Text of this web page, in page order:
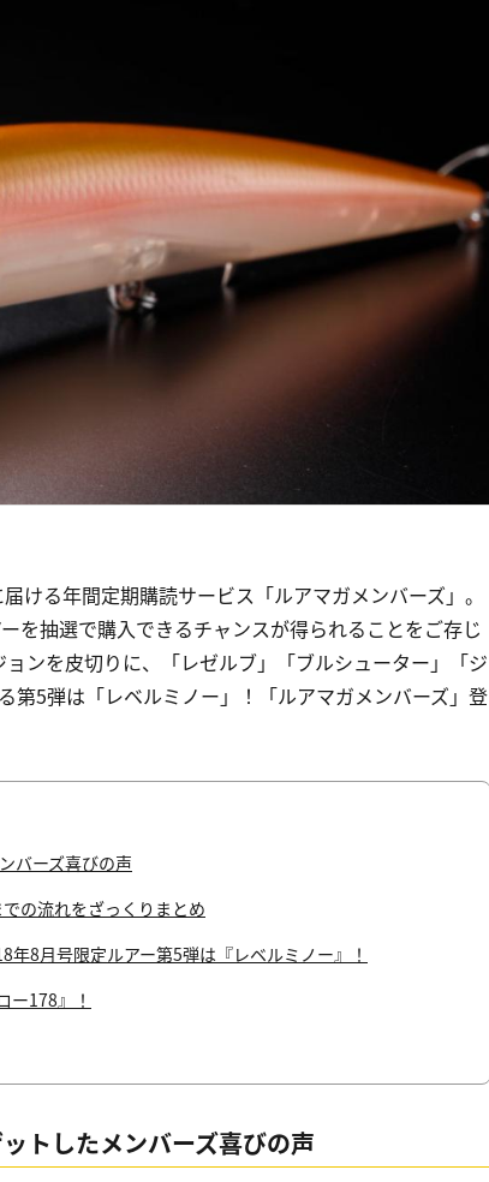
ける年間定期購読サービス「ルアマガメンバーズ」。
を抽選で購入できるチャンスが得られることをご存じ
ンを皮切りに、「レゼルブ」「ブルシューター」「ジ
第5弾は「レベルミノー」！「ルアマガメンバーズ」登
バーズ喜びの声
の流れをざっくりまとめ
8月号限定ルアー第5弾は『レベルミノー』！
ー178』！
トしたメンバーズ喜びの声